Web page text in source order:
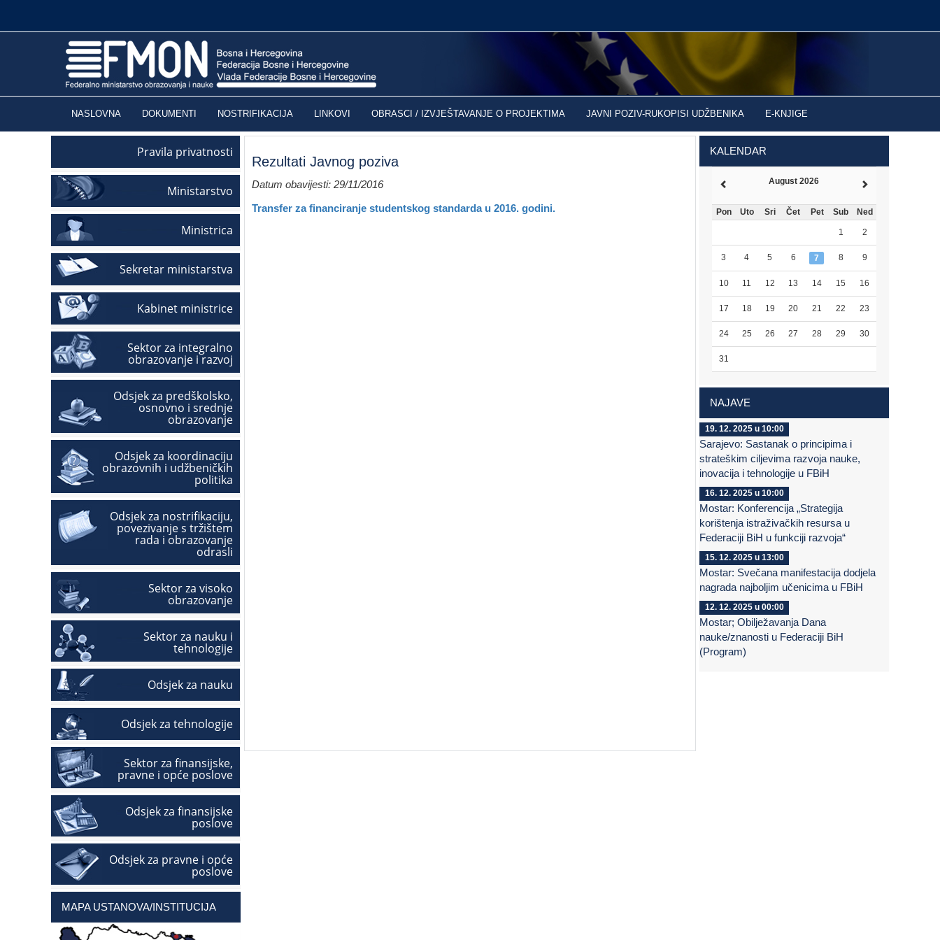
NASLOVNA DOKUMENTI NOSTRIFIKACIJA LINKOVI OBRASCI / IZVJEŠTAVANJE O PROJEKTIMA JAVNI POZIV-RUKOPISI UDŽBENIKA E-KNJIGE
Pravila privatnosti
Ministarstvo
Ministrica
Sekretar ministarstva
Kabinet ministrice
Sektor za integralno
obrazovanje i razvoj
Odsjek za predškolsko,
osnovno i srednje
obrazovanje
Odsjek za koordinaciju
obrazovnih i udžbeničkih
politika
Odsjek za nostrifikaciju,
povezivanje s tržištem
rada i obrazovanje
odrasli
Sektor za visoko
obrazovanje
Sektor za nauku i
tehnologije
Odsjek za nauku
Odsjek za tehnologije
Sektor za finansijske,
pravne i opće poslove
Odsjek za finansijske
poslove
Odsjek za pravne i opće
poslove
MAPA USTANOVA/INSTITUCIJA
Rezultati Javnog poziva
Datum obavijesti: 29/11/2016
Transfer za financiranje studentskog standarda u 2016. godini.
KALENDAR
August 2026
Pon Uto Sri Čet Pet Sub Ned
1 2
3 4 5 6 7 8 9
10 11 12 13 14 15 16
17 18 19 20 21 22 23
24 25 26 27 28 29 30
31
NAJAVE
19. 12. 2025 u 10:00
Sarajevo: Sastanak o principima i
strateškim ciljevima razvoja nauke,
inovacija i tehnologije u FBiH
16. 12. 2025 u 10:00
Mostar: Konferencija „Strategija
korištenja istraživačkih resursa u
Federaciji BiH u funkciji razvoja“
15. 12. 2025 u 13:00
Mostar: Svečana manifestacija dodjela
nagrada najboljim učenicima u FBiH
12. 12. 2025 u 00:00
Mostar; Obilježavanja Dana
nauke/znanosti u Federaciji BiH
(Program)